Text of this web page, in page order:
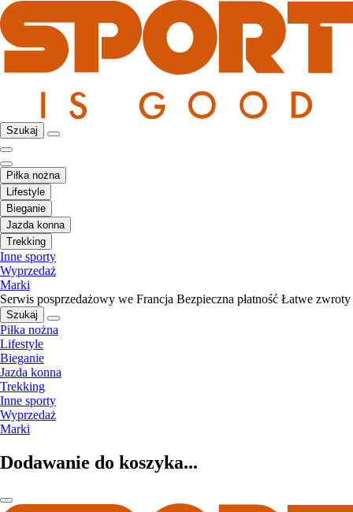
Szukaj
Piłka nożna
Lifestyle
Bieganie
Jazda konna
Trekking
Inne sporty
Wyprzedaż
Marki
Serwis posprzedażowy we Francja Bezpieczna płatność Łatwe zwroty
Szukaj
Piłka nożna
Lifestyle
Bieganie
Jazda konna
Trekking
Inne sporty
Wyprzedaż
Marki
Dodawanie do koszyka...